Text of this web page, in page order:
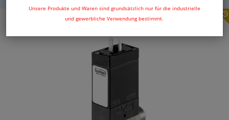
Unsere Produkte und Waren sind grundsätzlich nur für die industrielle
und gewerbliche Verwendung bestimmt.